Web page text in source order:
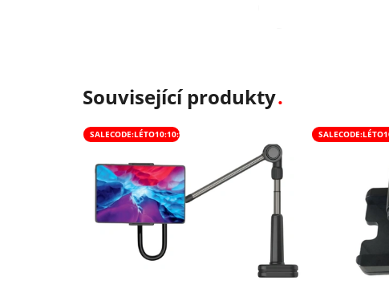
Související produkty
SALECODE:LÉTO10:10:%